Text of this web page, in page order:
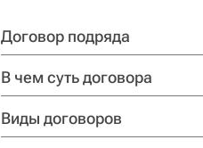
Договор подряда
В чем суть договора
Виды договоров